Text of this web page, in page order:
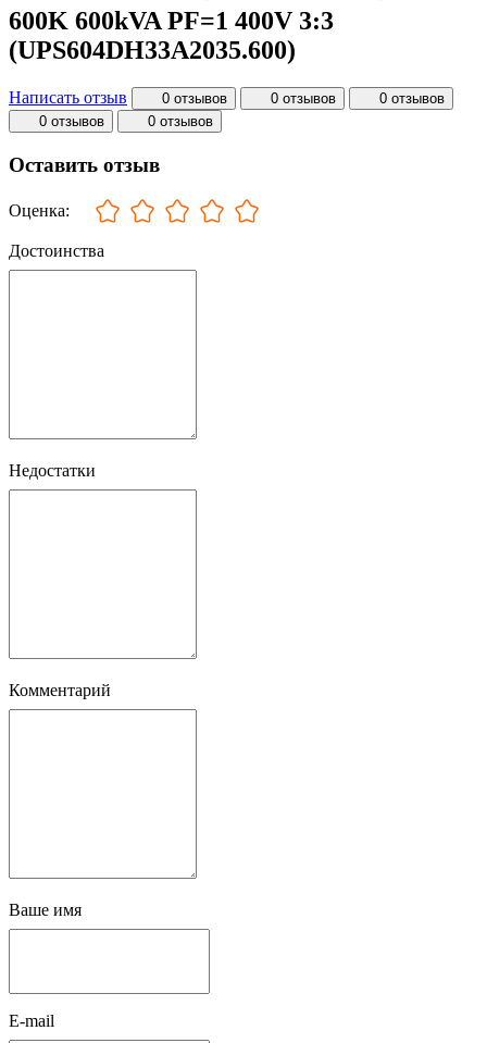
600K 600kVA PF=1 400V 3:3
(UPS604DH33A2035.600)
Написать отзыв 0 отзывов 0 отзывов
0 отзывов
0 отзывов
0 отзывов
Оставить отзыв
Оценка:
Достоинства
Недостатки
Комментарий
Ваше имя
E-mail